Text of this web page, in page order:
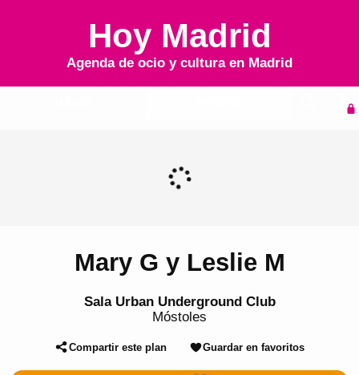
Hoy Madrid
Agenda de ocio y cultura en Madrid
Mary G y Leslie M
Sala Urban Underground Club
Móstoles
Compartir este plan Guardar en favoritos